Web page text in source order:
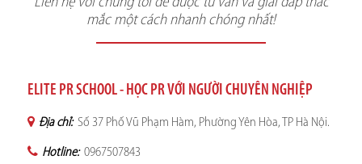
mắc một cách nhanh chóng nhất!
ELITE PR SCHOOL - HỌC PR VỚI NGƯỜI CHUYÊN NGHIỆP
Địa chỉ: Số 37 Phố Vũ Phạm Hàm, Phường Yên Hòa, TP Hà Nội.
Hotline: 0967507843